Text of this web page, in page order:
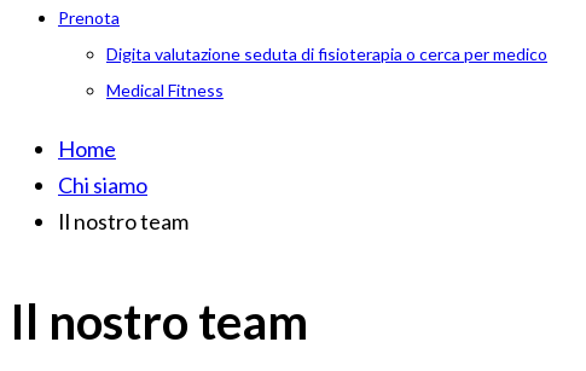
Prenota
Digita valutazione seduta di fisioterapia o cerca per medico
Medical Fitness
Home
Chi siamo
Il nostro team
Il nostro team